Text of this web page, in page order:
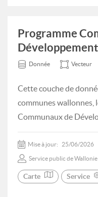
Programme
Donnée Vecteur
Cette couche de
communes wallonnes,
Communaux de
Mise à jour: 25/06/2026
Service public de Wallonie
Carte Service